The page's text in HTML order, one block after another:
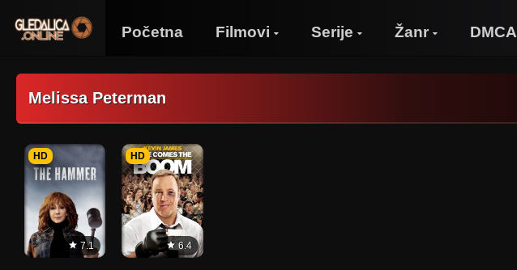
Početna Filmovi Serije Žanr DMCA
Melissa Peterman
7.1
HD
6.4
HD